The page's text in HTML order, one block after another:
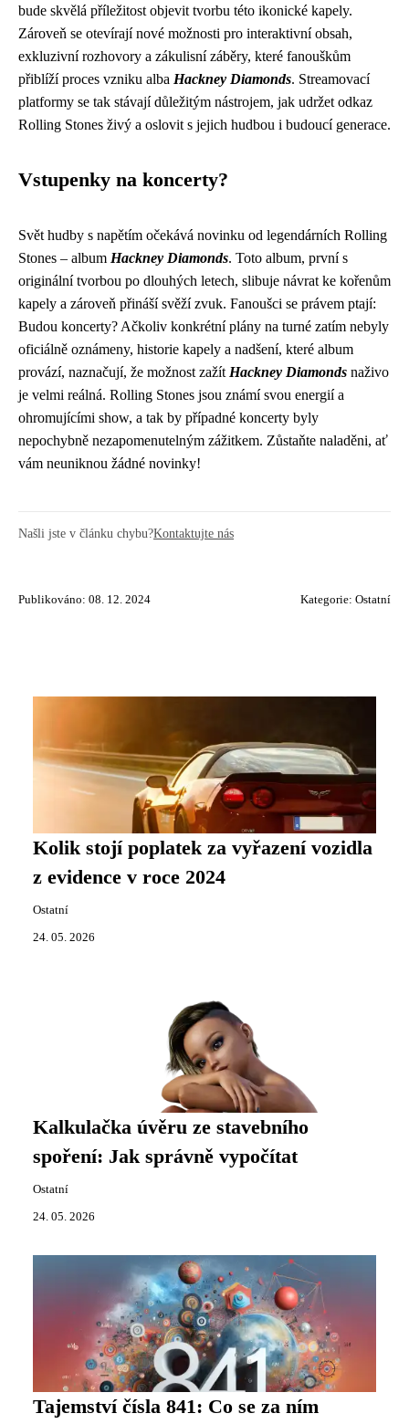
bude skvělá příležitost objevit tvorbu této ikonické kapely.
Zároveň se otevírají nové možnosti pro interaktivní obsah,
exkluzivní rozhovory a zákulisní záběry, které fanouškům
přiblíží proces vzniku alba Hackney Diamonds. Streamovací
platformy se tak stávají důležitým nástrojem, jak udržet odkaz
Rolling Stones živý a oslovit s jejich hudbou i budoucí generace.
Vstupenky na koncerty?
Svět hudby s napětím očekává novinku od legendárních Rolling
Stones – album Hackney Diamonds. Toto album, první s
originální tvorbou po dlouhých letech, slibuje návrat ke kořenům
kapely a zároveň přináší svěží zvuk. Fanoušci se právem ptají:
Budou koncerty? Ačkoliv konkrétní plány na turné zatím nebyly
oficiálně oznámeny, historie kapely a nadšení, které album
provází, naznačují, že možnost zažít Hackney Diamonds naživo
je velmi reálná. Rolling Stones jsou známí svou energií a
ohromujícími show, a tak by případné koncerty byly
nepochybně nezapomenutelným zážitkem. Zůstaňte naladěni, ať
vám neuniknou žádné novinky!
Našli jste v článku chybu?Kontaktujte nás
Publikováno: 08. 12. 2024 Kategorie: Ostatní
Kolik stojí poplatek za vyřazení vozidla
z evidence v roce 2024
Ostatní
24. 05. 2026
Kalkulačka úvěru ze stavebního
spoření: Jak správně vypočítat
Ostatní
24. 05. 2026
Tajemství čísla 841: Co se za ním